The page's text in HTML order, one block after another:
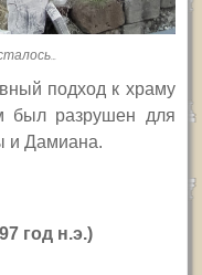
подход к храму
был разрушен для
и Дамиана.
год н.э.)